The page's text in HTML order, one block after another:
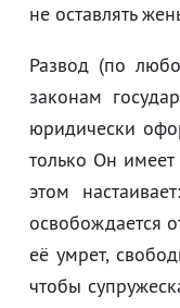
не оставлять
Развод (по
законам
юридически
только Он имеет
этом
освобождается
её умрет,
чтобы